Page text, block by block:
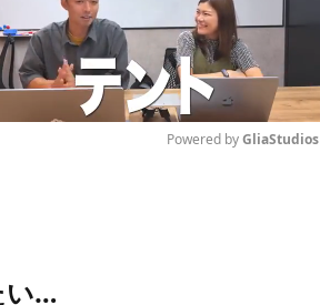
Powered by GliaStudios
い…